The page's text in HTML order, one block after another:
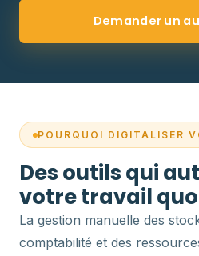
Demander un
POURQUOI DIGITALISER
Des outils qui
votre travail
La gestion manuelle des
comptabilité et des